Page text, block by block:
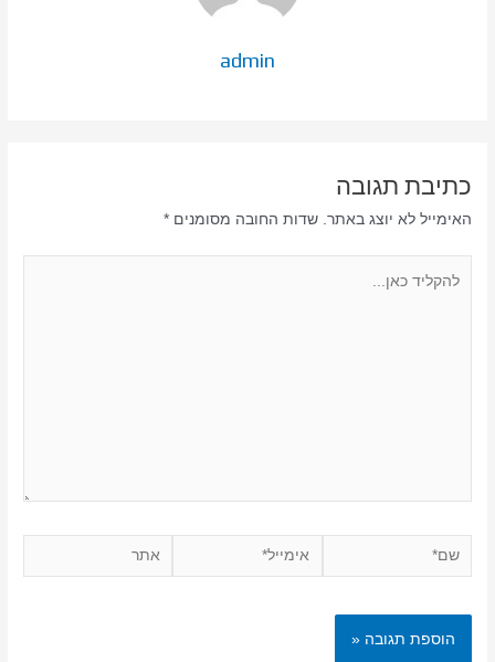
admin
כתיבת תגובה
האימייל לא יוצג באתר. שדות החובה מסומנים*
שם* אימייל* אתר